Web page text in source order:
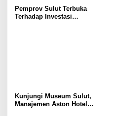
Pemprov Sulut Terbuka
Terhadap Investasi
Kunjungi Museum Sulut,
Manajemen Aston Hotel